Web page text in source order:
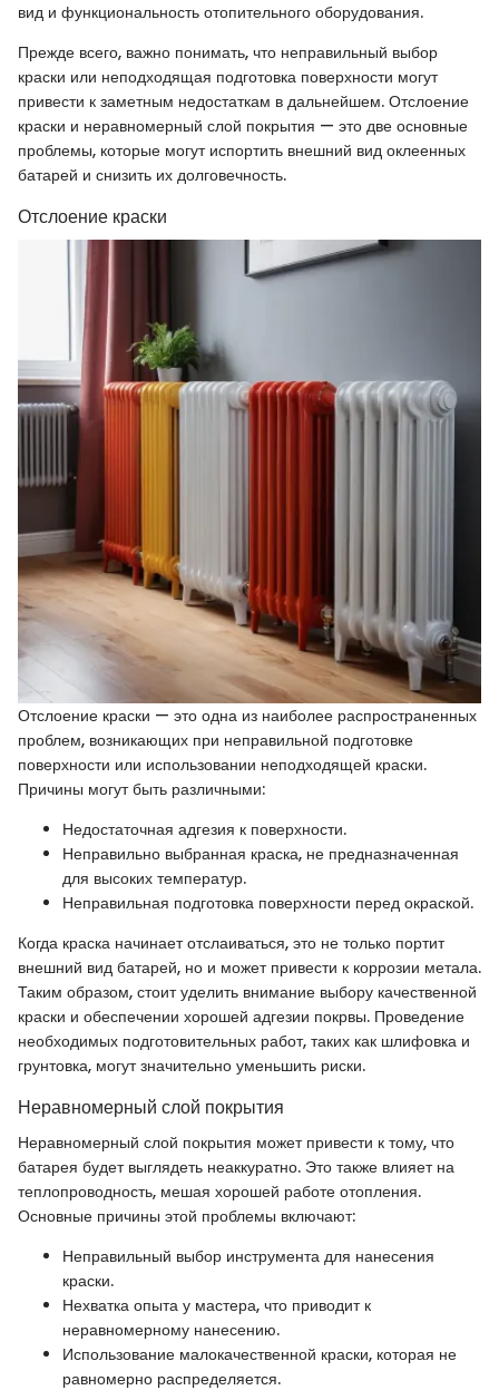
вид и функциональность отопительного оборудования.
Прежде всего, важно понимать, что неправильный выбор
краски или неподходящая подготовка поверхности могут
привести к заметным недостаткам в дальнейшем. Отслоение
краски и неравномерный слой покрытия — это две основные
проблемы, которые могут испортить внешний вид оклеенных
батарей и снизить их долговечность.
Отслоение краски
Отслоение краски — это одна из наиболее распространенных
проблем, возникающих при неправильной подготовке
поверхности или использовании неподходящей краски.
Причины могут быть различными:
Недостаточная адгезия к поверхности.
Неправильно выбранная краска, не предназначенная
для высоких температур.
Неправильная подготовка поверхности перед окраской.
Когда краска начинает отслаиваться, это не только портит
внешний вид батарей, но и может привести к коррозии метала.
Таким образом, стоит уделить внимание выбору качественной
краски и обеспечении хорошей адгезии покрвы. Проведение
необходимых подготовительных работ, таких как шлифовка и
грунтовка, могут значительно уменьшить риски.
Неравномерный слой покрытия
Неравномерный слой покрытия может привести к тому, что
батарея будет выглядеть неаккуратно. Это также влияет на
теплопроводность, мешая хорошей работе отопления.
Основные причины этой проблемы включают:
Неправильный выбор инструмента для нанесения
краски.
Нехватка опыта у мастера, что приводит к
неравномерному нанесению.
Использование малокачественной краски, которая не
равномерно распределяется.